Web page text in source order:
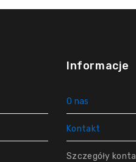
Informacje
O nas
Kontakt
Szczegóły konta